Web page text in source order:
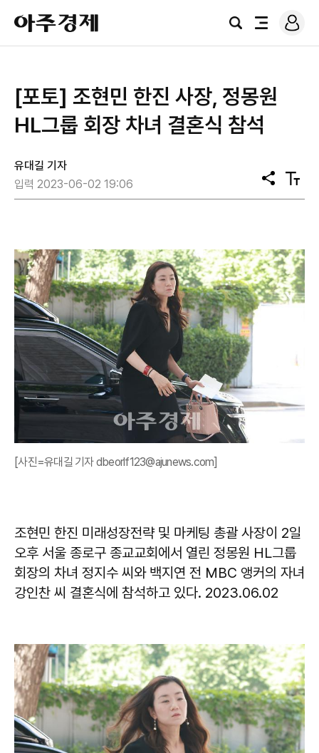
아
주
경
검
전
로
그
[포토] 조현민 한진 사장, 정몽원
HL그룹 회장 차녀 결혼식 참석
유대길 기자
입력 2023-06-02 19:06
공
유
텍
스
[사진=유대길 기자 dbeorlf123@ajunews.com]
조현민 한진 미래성장전략 및 마케팅 총괄 사장이 2일
오후 서울 종로구 종교교회에서 열린 정몽원 HL그룹
회장의 차녀 정지수 씨와 백지연 전 MBC 앵커의 자녀
강인찬 씨 결혼식에 참석하고 있다. 2023.06.02